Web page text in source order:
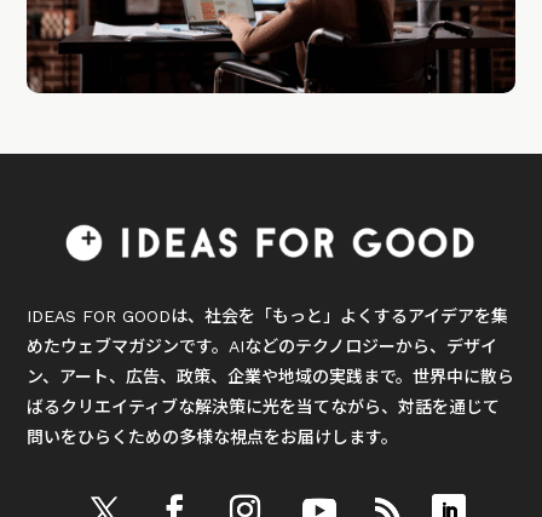
IDEAS FOR GOODは、社会を「もっと」よくするアイデアを集
めたウェブマガジンです。AIなどのテクノロジーから、デザイ
ン、アート、広告、政策、企業や地域の実践まで。世界中に散ら
ばるクリエイティブな解決策に光を当てながら、対話を通じて
問いをひらくための多様な視点をお届けします。